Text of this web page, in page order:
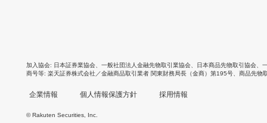
加入協会 日本証券業協会 一般社団法人金融先物取引業協会 日本商品先物取引協会
商号等 楽天証券株式会社／金融商品取引業者 関東財務局長（金商）第195号、商品先物
企業情報 個人情報保護方針 採用情報
© Rakuten Securities, Inc.